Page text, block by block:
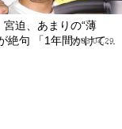
宮迫、あまりの“薄
絶句 「1年間かけて...
2008.04.29